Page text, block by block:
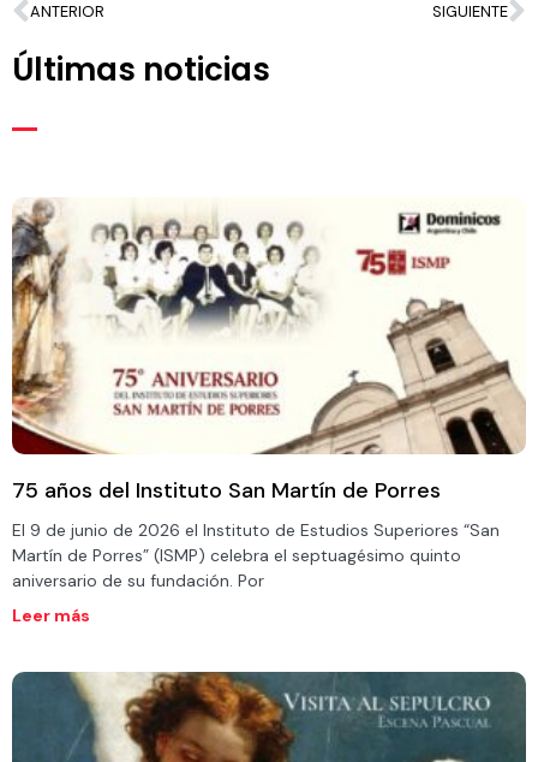
ANTERIOR SIGUIENTE
Últimas noticias
75 años del Instituto San Martín de Porres
El 9 de junio de 2026 el Instituto de Estudios Superiores “San
Martín de Porres” (ISMP) celebra el septuagésimo quinto
aniversario de su fundación. Por
Leer más